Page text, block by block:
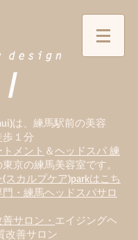
は、 練馬駅前の美容
１分
メント ＆ヘッドスパ 練
東京の練馬美容室です。
スカルプケア)parkはこち
・練馬ヘッドスパサロ
サロン・ エイジングヘ
改善サロン